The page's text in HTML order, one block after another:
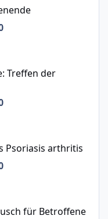
der Selbsthilfegruppe
Treffen der
arthritis
Psoriasis arthritis
Betroffene
für Betroffene